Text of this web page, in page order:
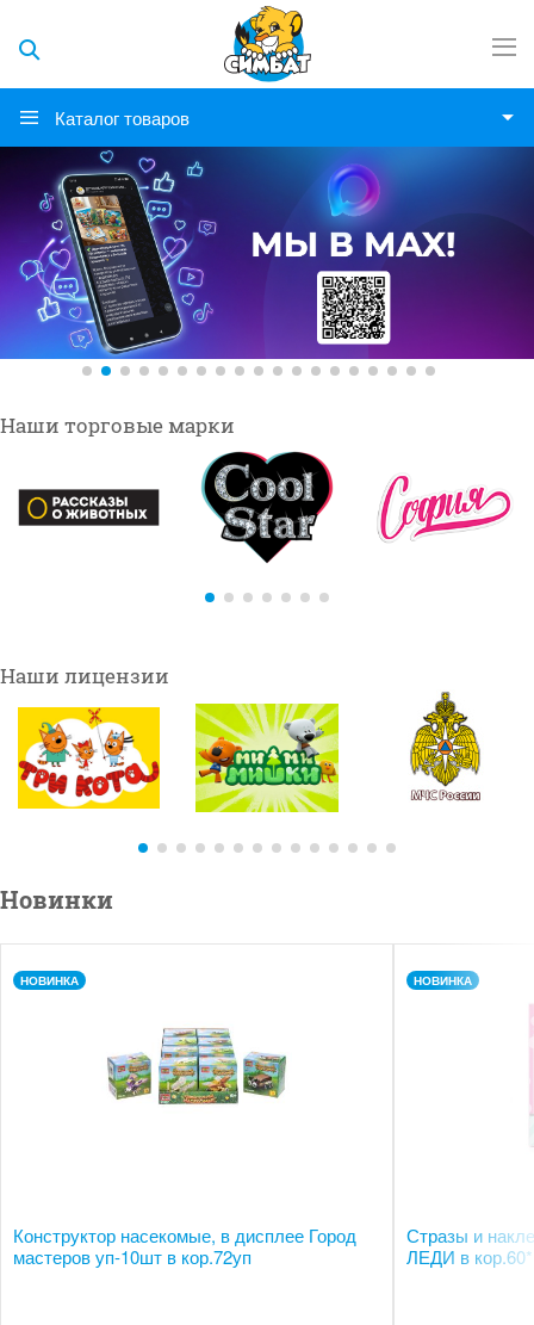
Каталог товаров
Новинки
НОВИНКА
Конструктор насекомые, в дисплее Город
мастеров уп-10шт в кор.72уп
НОВИНКА
Стразы и
ЛЕДИ в